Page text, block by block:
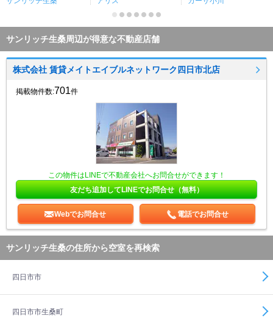
サンリッチ生桑周辺が得意な不動産店舗
株式会社 賃貸メイトエイブルネットワーク四日市北店
掲載物件数:701件
この物件はLINEで不動産会社へお問合せができます！
友だち追加してLINEでお問合せ（無料）
Webでお問合せ 電話でお問合せ
サンリッチ生桑の住所から空室を再検索
四日市市
四日市市生桑町